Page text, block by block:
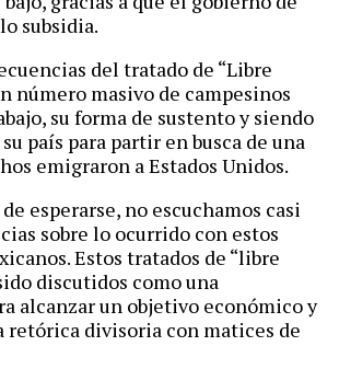
subsidia.
del tratado de “Libre
número masivo de campesinos
su forma de sustento y siendo
país para partir en busca de una
emigraron a Estados Unidos.
esperarse, no escuchamos casi
sobre lo ocurrido con estos
Estos tratados de “libre
discutidos como una
alcanzar un objetivo económico y
retórica divisoria con matices de